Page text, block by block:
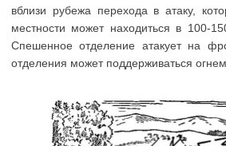
вблизи рубежа перехода в атаку,
местности может находиться в 100-
Спешенное отделение атакует на
отделения может поддерживаться